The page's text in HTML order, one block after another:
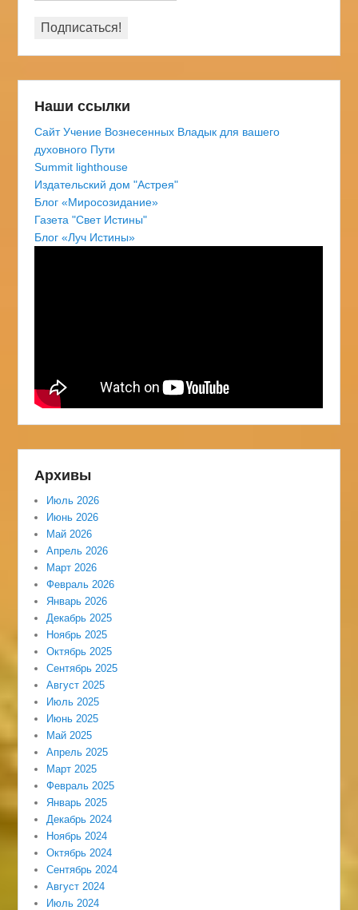
Наши ссылки
Сайт Учение Вознесенных Владык для вашего
духовного Пути
Summit lighthouse
Издательский дом "Астрея"
Блог «Миросозидание»
Газета "Свет Истины"
Блог «Луч Истины»
Архивы
Июль 2026
Июнь 2026
Май 2026
Апрель 2026
Март 2026
Февраль 2026
Январь 2026
Декабрь 2025
Ноябрь 2025
Октябрь 2025
Сентябрь 2025
Август 2025
Июль 2025
Июнь 2025
Май 2025
Апрель 2025
Март 2025
Февраль 2025
Январь 2025
Декабрь 2024
Ноябрь 2024
Октябрь 2024
Сентябрь 2024
Август 2024
Июль 2024